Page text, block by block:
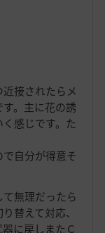
接されたらメ
。主に花の誘
感じです。た
自分が得意そ
無理だったら
替えて対応、
に戻しまたＣ